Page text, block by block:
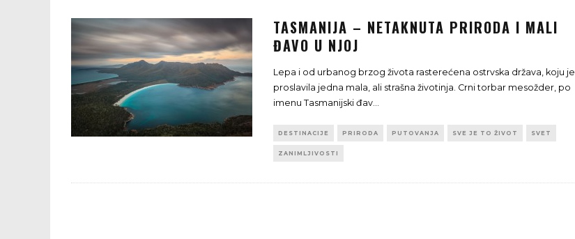
TASMANIJA – NETAKNUTA PRIRODA I MALI
ĐAVO U NJOJ
Lepa i od urbanog brzog života rasterećena ostrvska država, koju je
proslavila jedna mala, ali strašna životinja. Crni torbar mesožder, po
imenu Tasmanijski đav...
DESTINACIJE PRIRODA PUTOVANJA SVE JE TO ŽIVOT SVET
ZANIMLJIVOSTI